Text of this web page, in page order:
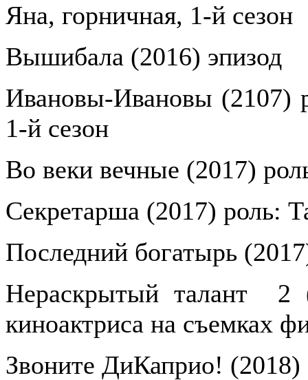
Яна, горничная, 1-й сезон
Вышибала (2016) эпизод
Ивановы-Ивановы (2107)
1-й сезон
Во веки вечные (2017)
Секретарша (2017) роль:
Последний богатырь
Нераскрытый талант
2
киноактриса на съемках
Звоните ДиКаприо! (2018)